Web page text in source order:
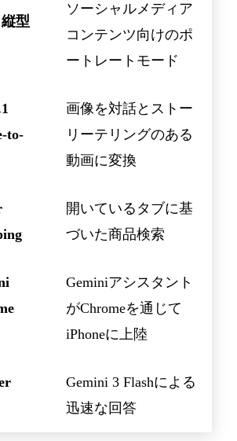
型
ソーシャルメディア
コンテンツ向けのポ
ートレートモード
to-
画像を対話とストー
リーテリングのある
動画に変換
開いているタブに基
づいた商品検索
Geminiアシスタント
がChromeを通じて
iPhoneに上陸
Gemini 3 Flashによる
迅速な回答